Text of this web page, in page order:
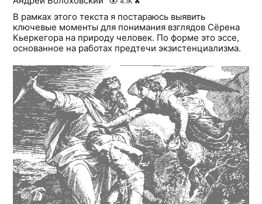
В рамках этого текста я постараюсь выявить
ключевые моменты для понимания взглядов Сёрена
Кьеркегора на природу человек. По форме это эссе,
основанное на работах предтечи экзистенциализма.